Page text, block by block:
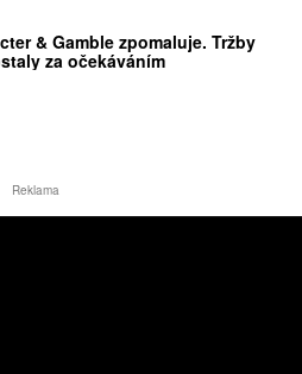
& Gamble zpomaluje. Tržby
za očekáváním
Reklama